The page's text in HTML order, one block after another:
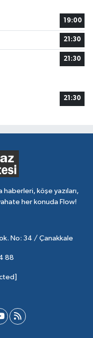
19:00
21:30
21:30
21:30
köşe yazıları,
her konuda Flow!
No: 34 / Çanakkale
88